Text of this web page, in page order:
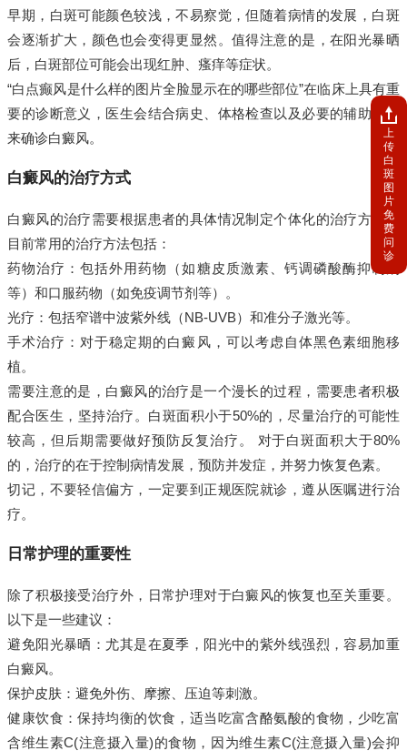
早期，白斑可能颜色较浅，不易察觉，但随着病情的发展，白斑
会逐渐扩大，颜色也会变得更显然。值得注意的是，在阳光暴晒
后，白斑部位可能会出现红肿、瘙痒等症状。
“白点癫风是什么样的图片全脸显示在的哪些部位”在临床上具有重
要的诊断意义，医生会结合病史、体格检查以及必要的辅助检查
来确诊白癜风。
白癜风的治疗方式
白癜风的治疗需要根据患者的具体情况制定个体化的治疗方案。
目前常用的治疗方法包括：
药物治疗：包括外用药物（如糖皮质激素、钙调磷酸酶抑制剂
等）和口服药物（如免疫调节剂等）。
光疗：包括窄谱中波紫外线（NB-UVB）和准分子激光等。
手术治疗：对于稳定期的白癜风，可以考虑自体黑色素细胞移
植。
需要注意的是，白癜风的治疗是一个漫长的过程，需要患者积极
配合医生，坚持治疗。白斑面积小于50%的，尽量治疗的可能性
较高，但后期需要做好预防反复治疗。 对于白斑面积大于80%
的，治疗的在于控制病情发展，预防并发症，并努力恢复色素。
切记，不要轻信偏方，一定要到正规医院就诊，遵从医嘱进行治
疗。
日常护理的重要性
除了积极接受治疗外，日常护理对于白癜风的恢复也至关重要。
以下是一些建议：
避免阳光暴晒：尤其是在夏季，阳光中的紫外线强烈，容易加重
白癜风。
保护皮肤：避免外伤、摩擦、压迫等刺激。
健康饮食：保持均衡的饮食，适当吃富含酪氨酸的食物，少吃富
含维生素C(注意摄入量)的食物，因为维生素C(注意摄入量)会抑
上
传
白
斑
图
片
免
费
问
诊